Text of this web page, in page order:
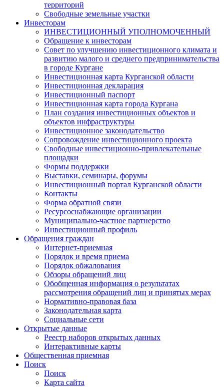
территорий
Свободные земельные участки
Инвесторам
ИНВЕСТИЦИОННЫЙ УПОЛНОМОЧЕННЫЙ
Обращение к инвесторам
Совет по улучшению инвестиционного климата и
развитию малого и среднего предпринимательства
в городе Кургане
Инвестиционная карта Курганской области
Инвестиционная декларация
Инвестиционный паспорт
Инвестиционная карта города Кургана
План создания инвестиционных объектов и
объектов инфраструктуры
Инвестиционное законодательство
Сопровождение инвестиционного проекта
Свободные инвестиционно-привлекательные
площадки
Формы поддержки
Выставки, семинары, форумы
Инвестиционный портал Курганской области
Контакты
Форма обратной связи
Ресурсоснабжающие организации
Муниципально-частное партнерство
Инвестиционный профиль
Обращения граждан
Интернет-приемная
Порядок и время приема
Порядок обжалования
Обзоры обращений лиц
Обобщенная информация о результатах
рассмотрения обращений лиц и принятых мерах
Нормативно-правовая база
Законодательная карта
Социальные сети
Открытые данные
Реестр наборов открытых данных
Интерактивные карты
Общественная приемная
Поиск
Поиск
Карта сайта